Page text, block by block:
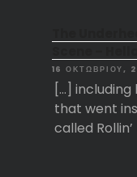
16 ΟΚΤΩΒΡΊΟΥ,
[…]
that went
called